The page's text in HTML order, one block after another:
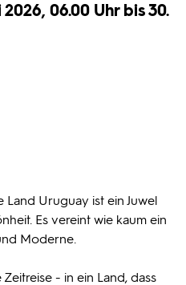
06.00 Uhr bis 30.
Land Uruguay ist ein Juwel
Es vereint wie kaum ein
Moderne.
- in ein Land, dass